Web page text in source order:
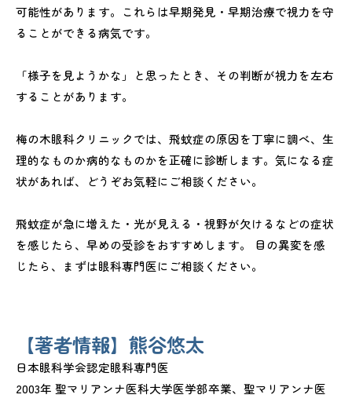
可能性があります。これらは早期発見・早期治療で視力を守
ることができる病気です。
「様子を見ようかな」と思ったとき、その判断が視力を左右
することがあります。
梅の木眼科クリニックでは、飛蚊症の原因を丁寧に調べ、生
理的なものか病的なものかを正確に診断します。気になる症
状があれば、どうぞお気軽にご相談ください。
飛蚊症が急に増えた・光が見える・視野が欠けるなどの症状
を感じたら、早めの受診をおすすめします。 目の異変を感
じたら、まずは眼科専門医にご相談ください。
【著者情報】熊谷悠太
日本眼科学会認定眼科専門医
2003年 聖マリアンナ医科大学医学部卒業、聖マリアンナ医